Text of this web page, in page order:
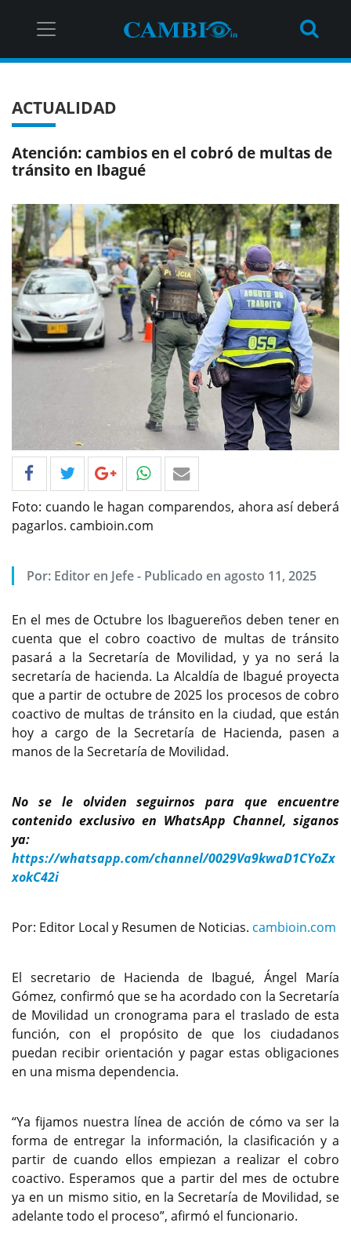
ACTUALIDAD
Atención: cambios en el cobró de multas de
tránsito en Ibagué
Foto: cuando le hagan comparendos, ahora así deberá
pagarlos. cambioin.com
Por: Editor en Jefe - Publicado en agosto 11, 2025
En el mes de Octubre los Ibaguereños deben tener en
cuenta que el cobro coactivo de multas de tránsito
pasará a la Secretaría de Movilidad, y ya no será la
secretaría de hacienda. La Alcaldía de Ibagué proyecta
que a partir de octubre de 2025 los procesos de cobro
coactivo de multas de tránsito en la ciudad, que están
hoy a cargo de la Secretaría de Hacienda, pasen a
manos de la Secretaría de Movilidad.
No se le olviden seguirnos para que encuentre
contenido exclusivo en WhatsApp Channel, siganos
ya:
https://whatsapp.com/channel/0029Va9kwaD1CYoZx
xokC42i
Por: Editor Local y Resumen de Noticias. cambioin.com
El secretario de Hacienda de Ibagué, Ángel María
Gómez, confirmó que se ha acordado con la Secretaría
de Movilidad un cronograma para el traslado de esta
función, con el propósito de que los ciudadanos
puedan recibir orientación y pagar estas obligaciones
en una misma dependencia.
“Ya fijamos nuestra línea de acción de cómo va ser la
forma de entregar la información, la clasificación y a
partir de cuando ellos empiezan a realizar el cobro
coactivo. Esperamos que a partir del mes de octubre
ya en un mismo sitio, en la Secretaría de Movilidad, se
adelante todo el proceso”, afirmó el funcionario.